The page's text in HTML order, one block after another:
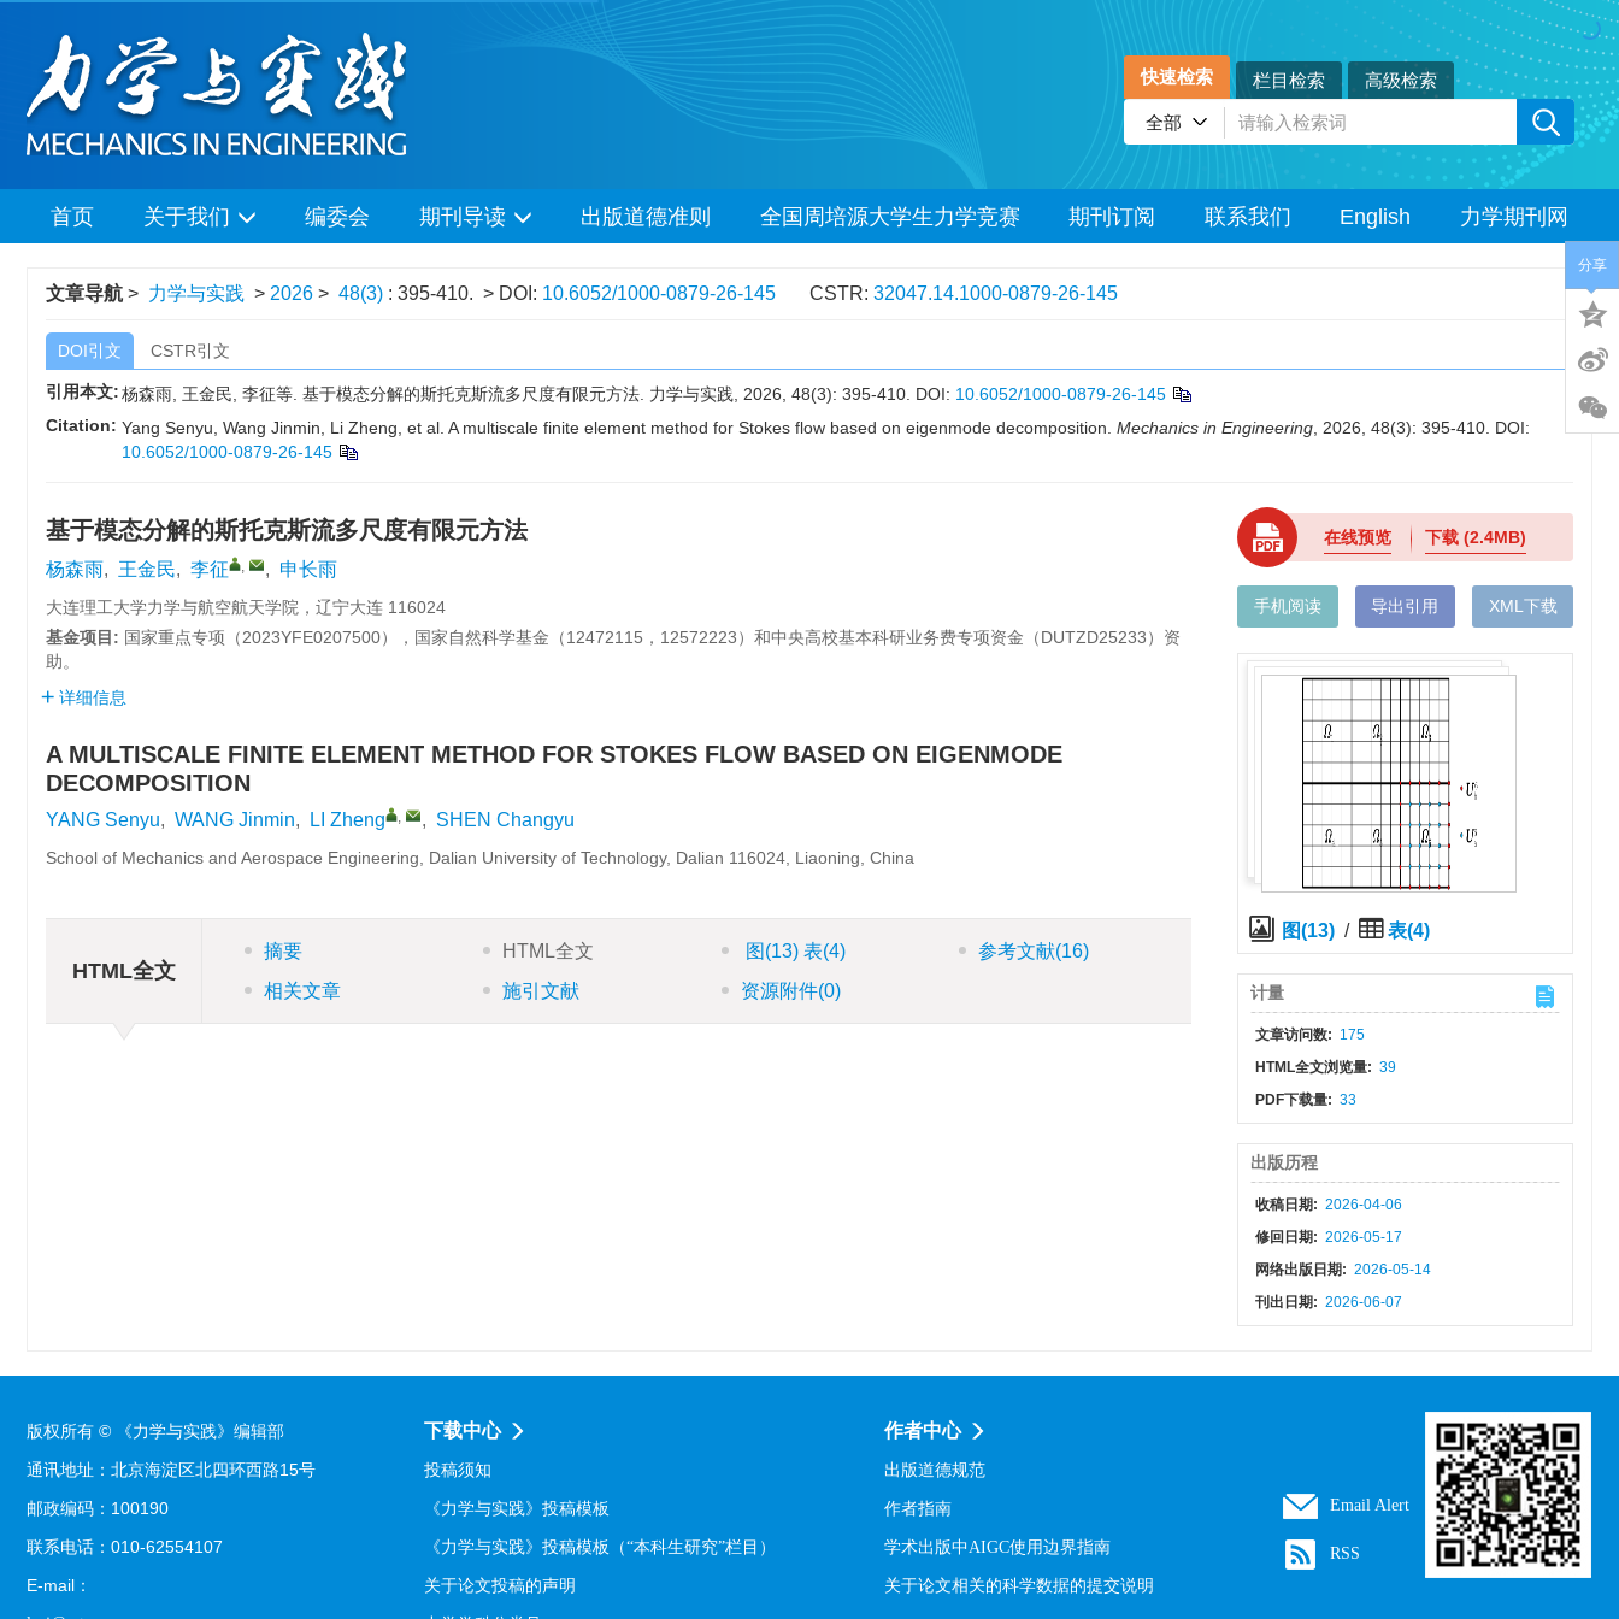
快速检索 栏目检索 高级检索
首页 关于我们 编委会 期刊导读 出版道德准则 全国周培源大学生力学竞赛 期刊订阅 联系我们 English 力学期刊网
文章导航 > 力学与实践 > 2026 > 48(3) : 395-410. > DOI: 10.6052/1000-0879-26-145 CSTR: 32047.14.1000-0879-26-145
DOI引文 CSTR引文
引用本文:杨森雨, 王金民, 李征等. 基于模态分解的斯托克斯流多尺度有限元方法. 力学与实践, 2026, 48(3): 395-410. DOI: 10.6052/1000-0879-26-145
Citation: Yang Senyu, Wang Jinmin, Li Zheng, et al. A multiscale finite element method for Stokes flow based on eigenmode decomposition. Mechanics in Engineering , 2026, 48(3): 395-410. DOI:
10.6052/1000-0879-26-145
基于模态分解的斯托克斯流多尺度有限元方法
杨森雨, 王金民, 李征 , , 申长雨
大连理工大学力学与航空航天学院，辽宁大连 116024
基金项目: 国家重点专项（2023YFE0207500），国家自然科学基金（12472115 ， 12572223）和中央高校基本科研业务费专项资金（DUTZD25233）资
助。
详细信息
A MULTISCALE FINITE ELEMENT METHOD FOR STOKES FLOW BASED ON EIGENMODE
DECOMPOSITION
YANG Senyu, WANG Jinmin, LI Zheng , , SHEN Changyu
School of Mechanics and Aerospace Engineering, Dalian University of Technology, Dalian 116024, Liaoning, China
HTML全文
摘要 HTML全文 图 (13)表(4) 参考文献(16)
相关文章
施引文献 资源附件(0)
在线预览 下载(2.4MB)
手机阅读 导出引用 XML下载
图(13) / 表(4)
计量
文章访问数: 175
HTML全文浏览量: 39
PDF下载量: 33
出版历程
收稿日期: 2026-04-06
修回日期: 2026-05-17
网络出版日期: 2026-05-14
刊出日期: 2026-06-07
分享
版权所有 © 《力学与实践》编辑部
通讯地址：北京海淀区北四环西路15号
邮政编码：100190
联系电话：010-62554107
E-mail：
下载中心
投稿须知
《力学与实践》投稿模板
《力学与实践》投稿模板（“本科生研究”栏目）
关于论文投稿的声明
作者中心
出版道德规范
作者指南
学术出版中AIGC使用边界指南
关于论文相关的科学数据的提交说明
Email Alert
RSS